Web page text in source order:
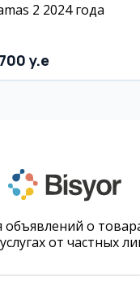
2 2024 года
y.e
о
от частных